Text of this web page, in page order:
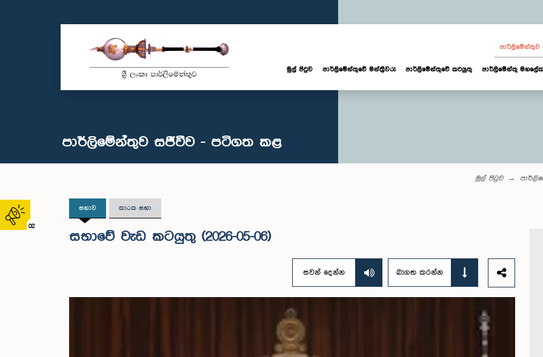
02
පාර්ලි‌මේන්තුව
මුල් පිටුව පාර්ලි‌මේන්තුවේ මන්ත්‍රීවරු පාර්ලිමේන්තුවේ කටයුතු පාර්ලිමේන්තු
පාර්ලිමේන්තුව සජීවීව - පටිගත කළ
මුල් පිටුව
සභාව කාරක සභා
සභාවේ වැඩ කටයුතු (2026-05-06)
සවන් දෙන්න බාගත කරන්න